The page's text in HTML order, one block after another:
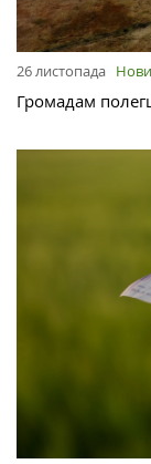
26 листопада
Громадам